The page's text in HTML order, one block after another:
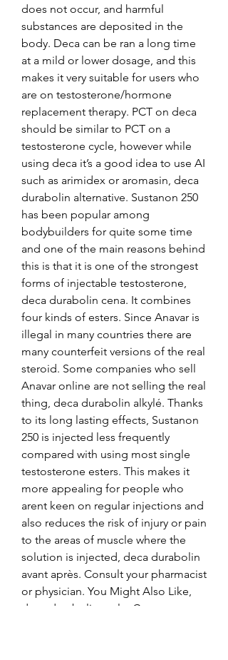
does not occur, and harmful
substances are deposited in the
body. Deca can be ran a long time
at a mild or lower dosage, and this
makes it very suitable for users who
are on testosterone/hormone
replacement therapy. PCT on deca
should be similar to PCT on a
testosterone cycle, however while
using deca it’s a good idea to use AI
such as arimidex or aromasin, deca
durabolin alternative. Sustanon 250
has been popular among
bodybuilders for quite some time
and one of the main reasons behind
this is that it is one of the strongest
forms of injectable testosterone,
deca durabolin cena. It combines
four kinds of esters. Since Anavar is
illegal in many countries there are
many counterfeit versions of the real
steroid. Some companies who sell
Anavar online are not selling the real
thing, deca durabolin alkylé. Thanks
to its long lasting effects, Sustanon
250 is injected less frequently
compared with using most single
testosterone esters. This makes it
more appealing for people who
arent keen on regular injections and
also reduces the risk of injury or pain
to the areas of muscle where the
solution is injected, deca durabolin
avant après. Consult your pharmacist
or physician. You Might Also Like,
deca durabolin cycle. Comment